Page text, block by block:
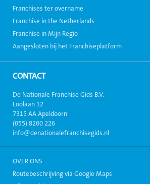
Franchises ter overname
Franchise in the Netherlands
Franchise in Mijn Regio
Aangesloten bij het Franchiseplatform
CONTACT
De Nationale Franchise Gids B.V.
Loolaan 12
7315 AA Apeldoorn
(055) 8200 226
info@denationalefranchisegids.nl
OVER ONS
Routebeschrijving via Google Maps